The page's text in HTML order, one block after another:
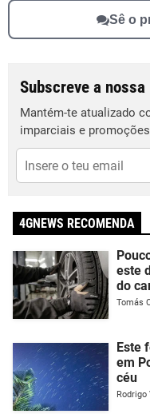
Sê o
Subscreve a
Mantém-te atualizado
imparciais e
4GNEWS RECOMENDA
este
do
Tomás
Este
em
céu
Rodrigo